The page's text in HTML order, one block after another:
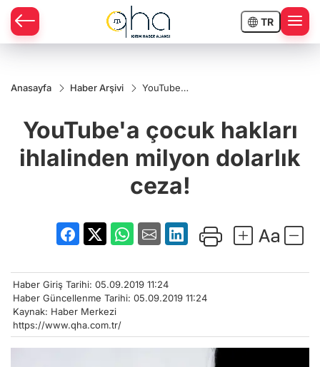
TR
Anasayfa Haber Arşivi
YouTube'a
milyon
dolarlık
ceza!
YouTube'a çocuk hakları
ihlalinden milyon dolarlık
ceza!
Haber Giriş Tarihi: 05.09.2019 11:24
Haber Güncellenme Tarihi: 05.09.2019 11:24
Kaynak: Haber Merkezi
https://www.qha.com.tr/